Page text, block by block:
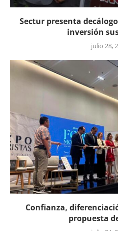
Sectur presenta
inversión
julio 28,
Confianza,
propuesta